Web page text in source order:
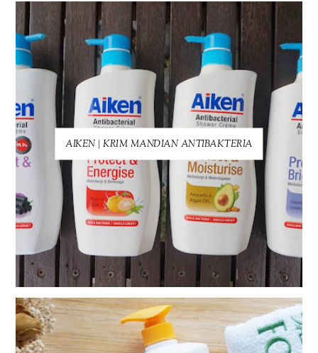
AIKEN | KRIM MANDIAN ANTIBAKTERIA